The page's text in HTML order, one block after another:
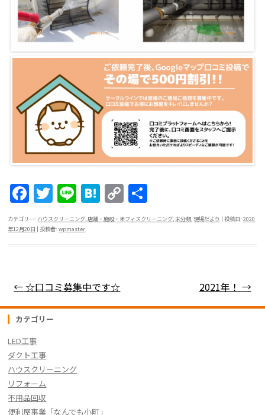
F
a
c
o
o
k
T
w
itt
Li
n
e
H
at
e
C
o
p
k
有
カテゴリー: ハウスクリーニング,店舗・施設・オフィスクリーニング,未分類, 現場だより | 投稿日:2020
年12月20日 |投稿者:wpmaster
投稿ナビゲーション
←☆口コミ募集中です☆ 2021年！ →
カテゴリー
LED工事
ダクト工事
ハウスクリーニング
リフォーム
不用品回収
便利屋事業「なんでも小町」